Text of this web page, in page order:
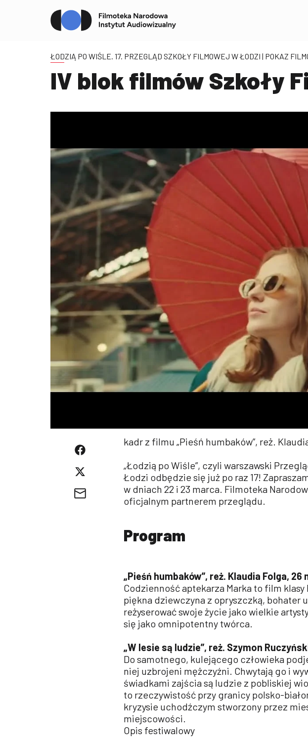
ŁODZIĄ PO WIŚLE. 17. PRZEGLĄD SZKOŁY FILMOWEJ W ŁODZI | POKAZ
IV blok filmów Szkoły
kadr z filmu „Pieśń humbaków”, reż.
„Łodzią po Wiśle”, czyli warszawski
Łodzi odbędzie się już po raz 17!
w dniach 22 i 23 marca. Filmoteka
oficjalnym partnerem przeglądu.
Program
„Pieśń humbaków”, reż. Klaudia Folga, 26
Codzienność aptekarza Marka to film
piękna dziewczyna z opryszczką, bohater
reżyserować swoje życie jako wielkie
się jako omnipotentny twórca.
„W lesie są ludzie”, reż. Szymon
Do samotnego, kulejącego człowieka
niej uzbrojeni mężczyźni. Chwytają go i
świadkami zajścia są ludzie z pobliskiej
to rzeczywistość przy granicy polsko-
kryzysie uchodźczym stworzony przez
miejscowości.
Opis festiwalowy